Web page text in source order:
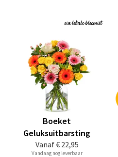
Vanaf€ 22,95
Boeket
Geluksuitbarsting
Vandaag nog leverbaar